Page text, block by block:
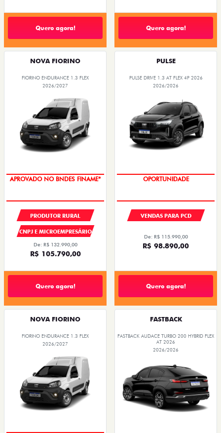
Quero agora! Quero agora!
NOVA FIORINO
FIORINO ENDURANCE 1.3 FLEX
2026/2027
APROVADO NO BNDES FINAME*
PRODUTOR RURAL
CNPJ E MICROEMPRESÁRIO
De: R$ 132.990,00
R$ 105.790,00
Quero agora!
PULSE
PULSE DRIVE 1.3 AT FLEX 4P 2026
2026/2026
OPORTUNIDADE
VENDAS PARA PCD
De: R$ 115.990,00
R$ 98.890,00
Quero agora!
NOVA FIORINO
FIORINO ENDURANCE 1.3 FLEX
2026/2027
FASTBACK
FASTBACK AUDACE TURBO 200 HYBRID FLEX
AT 2026
2026/2026